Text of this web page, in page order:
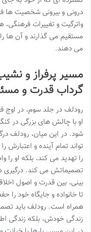
درونی و بیرونی شخصیت ها
واترگیت و تغییرات
مستقیم می گذارند و آن ها
می دهند.
مسیر پرفراز و
گرداب قدرت و
رودلف در جلد سوم، در اوج
او با چالش های بزرگی در
شود. در این میان، رودلف
تواند تمام آینده و اعتبارش
را تهدید می کند، بلکه او را
تصمیماتش می کند. درگیری
بینی، بین قدرت و اصول
تا خانواده و جایگاه خود را
همراه است. رودلف باید
زندگی خودش، بلکه زندگی